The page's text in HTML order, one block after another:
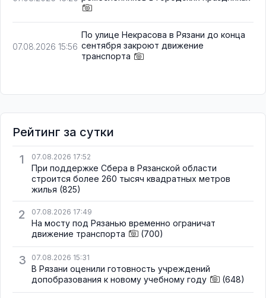
07.08.2026 15:56
По улице Некрасова в Рязани до конца
сентября закроют движение
транспорта
Рейтинг за сутки
1
07.08.2026 17:52
При поддержке Сбера в Рязанской области
строится более 260 тысяч квадратных метров
жилья (825)
2 07.08.2026 17:49
На мосту под Рязанью временно ограничат
движение транспорта
(700)
3 07.08.2026 15:31
В Рязани оценили готовность учреждений
допобразования к новому учебному году
(648)